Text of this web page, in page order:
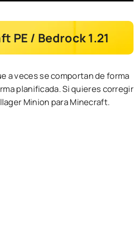
PE / Bedrock 1.21
a veces se comportan de forma
planificada. Si quieres corregir
Minion para Minecraft.